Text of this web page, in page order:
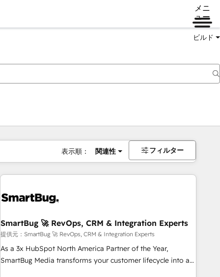
メニ
ュー
ビルド
表示順： 関連性 フィルター
SmartBug 🚀 RevOps, CRM & Integration Experts
提供元：SmartBug 🚀 RevOps, CRM & Integration Experts
As a 3x HubSpot North America Partner of the Year,
SmartBug Media transforms your customer lifecycle into a